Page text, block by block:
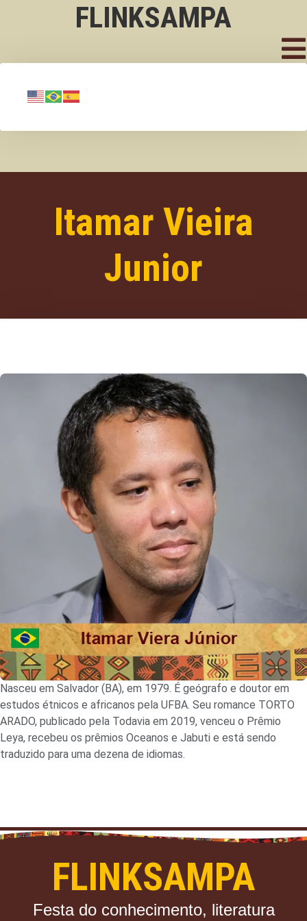
FLINKSAMPA
Itamar Vieira
Junior
Nasceu em Salvador (BA), em 1979. É geógrafo e doutor em
estudos étnicos e africanos pela UFBA. Seu romance TORTO
ARADO, publicado pela Todavia em 2019, venceu o Prêmio
Leya, recebeu os prêmios Oceanos e Jabuti e está sendo
traduzido para uma dezena de idiomas.
FLINKSAMPA
Festa do conhecimento, literatura